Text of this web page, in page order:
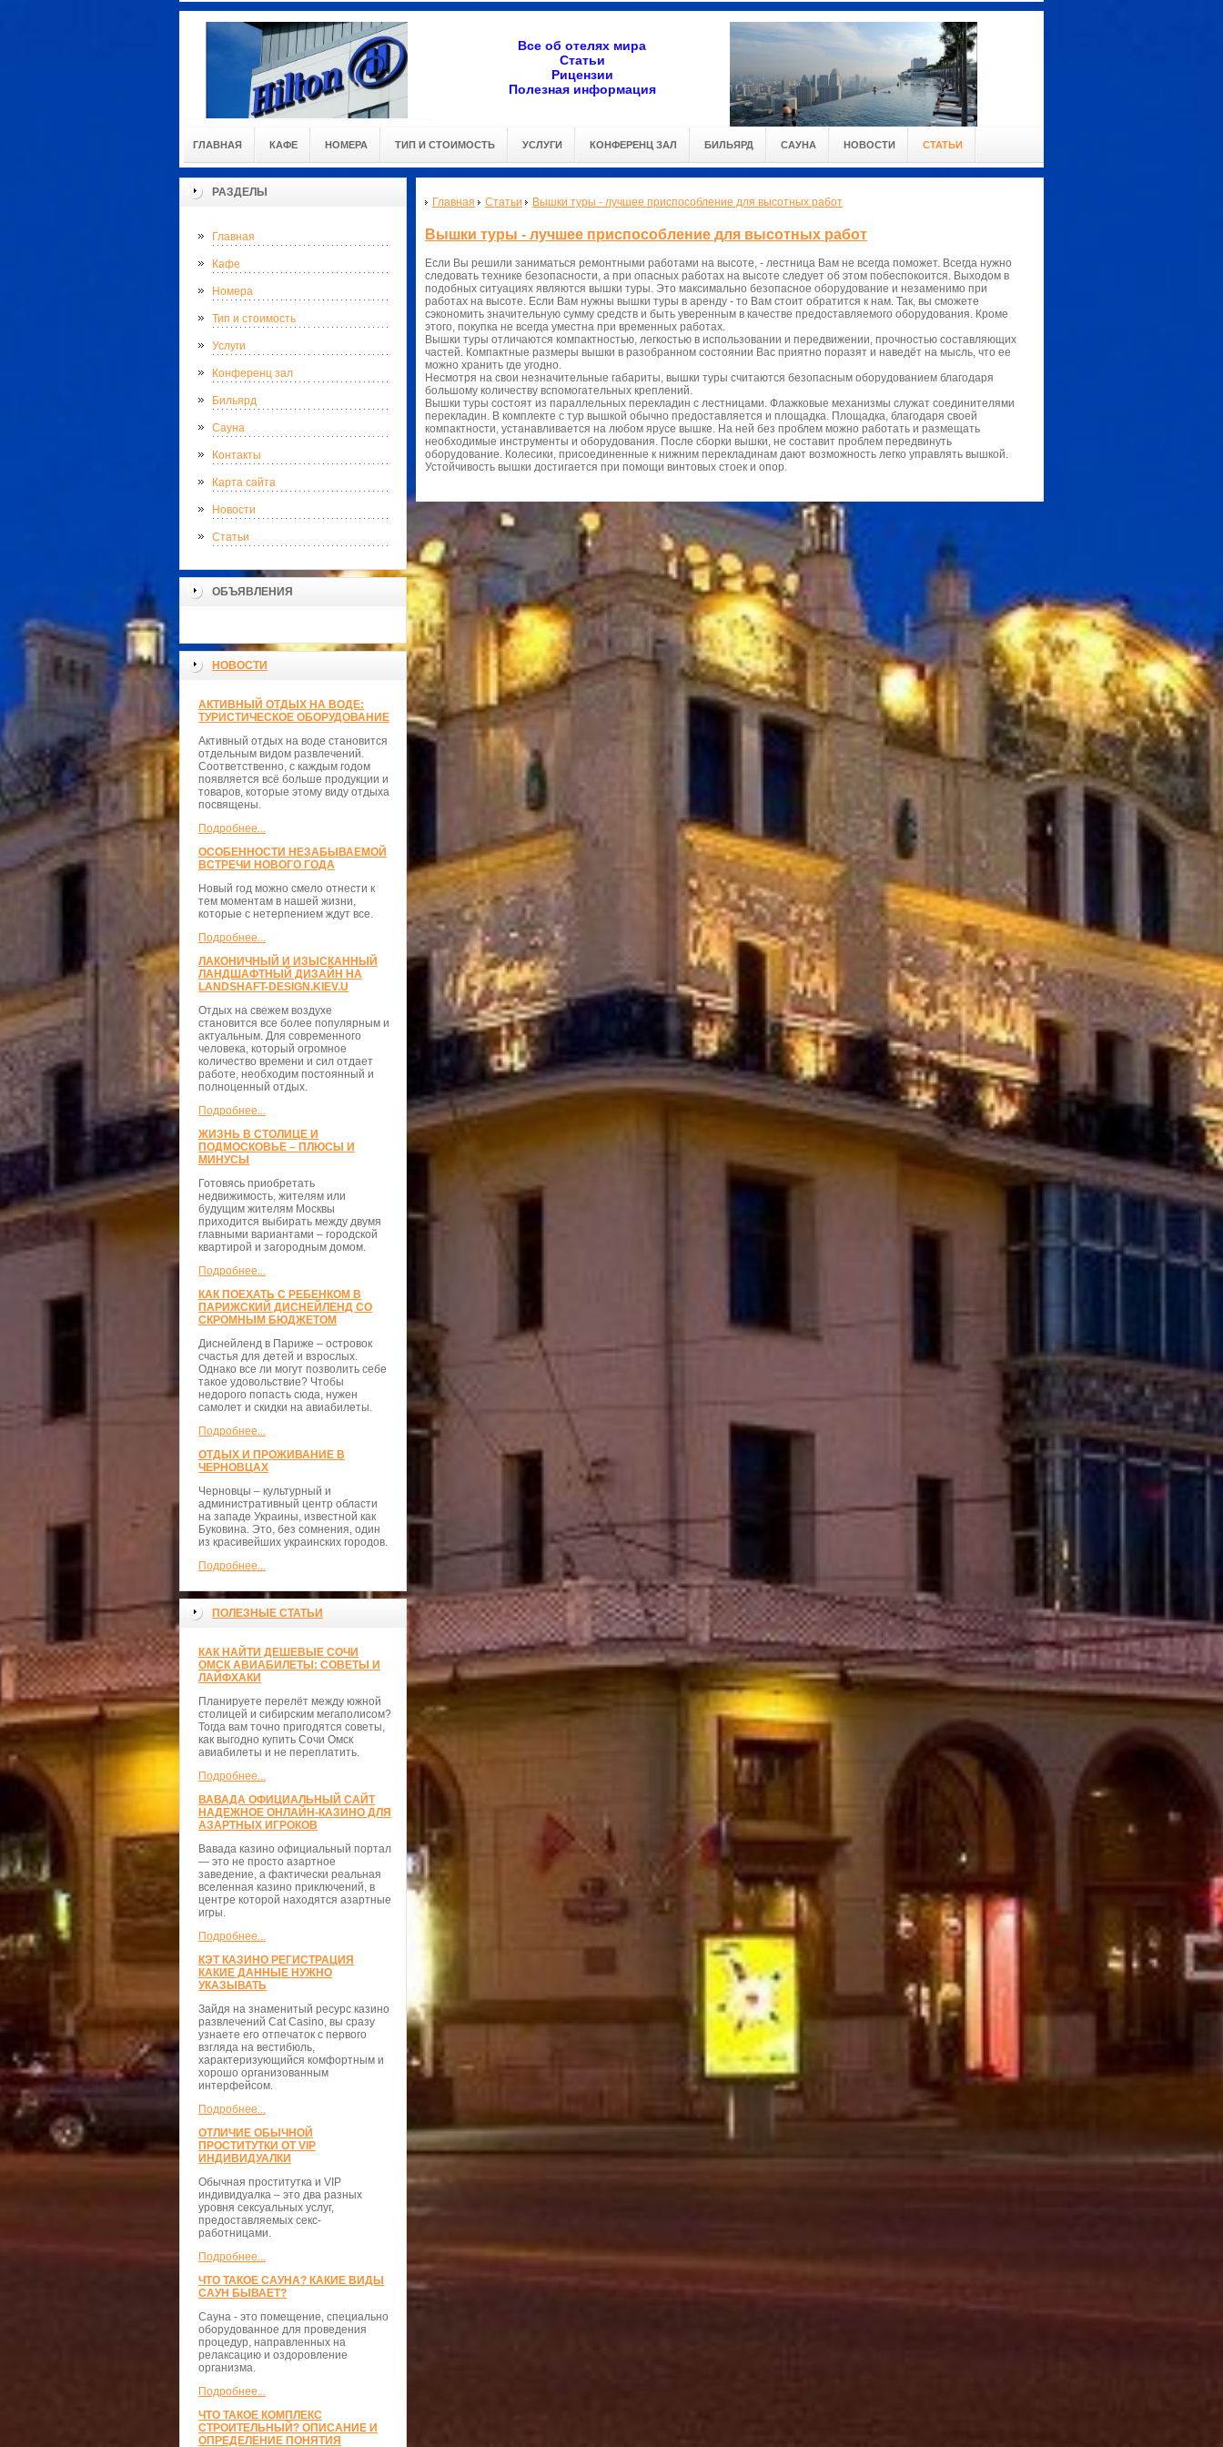
Все об отелях мира
Статьи
Рицензии
Полезная информация
ГЛАВНАЯ КАФЕ НОМЕРА ТИП И СТОИМОСТЬ УСЛУГИ КОНФЕРЕНЦ ЗАЛ БИЛЬЯРД САУНА НОВОСТИ СТАТЬИ
РАЗДЕЛЫ
Главная
Кафе
Номера
Тип и стоимость
Услуги
Конференц зал
Бильярд
Сауна
Контакты
Карта сайта
Новости
Статьи
ОБЪЯВЛЕНИЯ
НОВОСТИ
АКТИВНЫЙ ОТДЫХ НА ВОДЕ:
ТУРИСТИЧЕСКОЕ ОБОРУДОВАНИЕ
Активный отдых на воде становится
отдельным видом развлечений.
Соответственно, с каждым годом
появляется всё больше продукции и
товаров, которые этому виду отдыха
посвящены.
Подробнее...
ОСОБЕННОСТИ НЕЗАБЫВАЕМОЙ
ВСТРЕЧИ НОВОГО ГОДА
Новый год можно смело отнести к
тем моментам в нашей жизни,
которые с нетерпением ждут все.
Подробнее...
ЛАКОНИЧНЫЙ И ИЗЫСКАННЫЙ
ЛАНДШАФТНЫЙ ДИЗАЙН НА
LANDSHAFT-DESIGN.KIEV.U
Отдых на свежем воздухе
становится все более популярным и
актуальным. Для современного
человека, который огромное
количество времени и сил отдает
работе, необходим постоянный и
полноценный отдых.
Подробнее...
ЖИЗНЬ В СТОЛИЦЕ И
ПОДМОСКОВЬЕ – ПЛЮСЫ И
МИНУСЫ
Готовясь приобретать
недвижимость, жителям или
будущим жителям Москвы
приходится выбирать между двумя
главными вариантами – городской
квартирой и загородным домом.
Подробнее...
КАК ПОЕХАТЬ С РЕБЕНКОМ В
ПАРИЖСКИЙ ДИСНЕЙЛЕНД СО
СКРОМНЫМ БЮДЖЕТОМ
Диснейленд в Париже – островок
счастья для детей и взрослых.
Однако все ли могут позволить себе
такое удовольствие? Чтобы
недорого попасть сюда, нужен
самолет и скидки на авиабилеты.
Подробнее...
ОТДЫХ И ПРОЖИВАНИЕ В
ЧЕРНОВЦАХ
Черновцы – культурный и
административный центр области
на западе Украины, известной как
Буковина. Это, без сомнения, один
из красивейших украинских городов.
Подробнее...
ПОЛЕЗНЫЕ СТАТЬИ
КАК НАЙТИ ДЕШЕВЫЕ СОЧИ
ОМСК АВИАБИЛЕТЫ: СОВЕТЫ И
ЛАЙФХАКИ
Планируете перелёт между южной
столицей и сибирским мегаполисом?
Тогда вам точно пригодятся советы,
как выгодно купить Сочи Омск
авиабилеты и не переплатить.
Подробнее...
ВАВАДА ОФИЦИАЛЬНЫЙ САЙТ
НАДЕЖНОЕ ОНЛАЙН-КАЗИНО ДЛЯ
АЗАРТНЫХ ИГРОКОВ
Вавада казино официальный портал
— это не просто азартное
заведение, а фактически реальная
вселенная казино приключений, в
центре которой находятся азартные
игры.
Подробнее...
КЭТ КАЗИНО РЕГИСТРАЦИЯ
КАКИЕ ДАННЫЕ НУЖНО
УКАЗЫВАТЬ
Зайдя на знаменитый ресурс казино
развлечений Cat Casino, вы сразу
узнаете его отпечаток с первого
взгляда на вестибюль,
характеризующийся комфортным и
хорошо организованным
интерфейсом.
Подробнее...
ОТЛИЧИЕ ОБЫЧНОЙ
ПРОСТИТУТКИ ОТ VIP
ИНДИВИДУАЛКИ
Обычная проститутка и VIP
индивидуалка – это два разных
уровня сексуальных услуг,
предоставляемых секс-
работницами.
Подробнее...
ЧТО ТАКОЕ САУНА? КАКИЕ ВИДЫ
САУН БЫВАЕТ?
Сауна - это помещение, специально
оборудованное для проведения
процедур, направленных на
релаксацию и оздоровление
организма.
Подробнее...
ЧТО ТАКОЕ КОМПЛЕКС
СТРОИТЕЛЬНЫЙ? ОПИСАНИЕ И
ОПРЕДЕЛЕНИЕ ПОНЯТИЯ
Главная Статьи Вышки туры - лучшее приспособление для высотных работ
Вышки туры - лучшее приспособление для высотных работ
Если Вы решили заниматься ремонтными работами на высоте, - лестница Вам не всегда поможет. Всегда нужно
следовать технике безопасности, а при опасных работах на высоте следует об этом побеспокоится. Выходом в
подобных ситуациях являются вышки туры. Это максимально безопасное оборудование и незаменимо при
работах на высоте. Если Вам нужны вышки туры в аренду - то Вам стоит обратится к нам. Так, вы сможете
сэкономить значительную сумму средств и быть уверенным в качестве предоставляемого оборудования. Кроме
этого, покупка не всегда уместна при временных работах.
Вышки туры отличаются компактностью, легкостью в использовании и передвижении, прочностью составляющих
частей. Компактные размеры вышки в разобранном состоянии Вас приятно поразят и наведёт на мысль, что ее
можно хранить где угодно.
Несмотря на свои незначительные габариты, вышки туры считаются безопасным оборудованием благодаря
большому количеству вспомогательных креплений.
Вышки туры состоят из параллельных перекладин с лестницами. Флажковые механизмы служат соединителями
перекладин. В комплекте с тур вышкой обычно предоставляется и площадка. Площадка, благодаря своей
компактности, устанавливается на любом ярусе вышке. На ней без проблем можно работать и размещать
необходимые инструменты и оборудования. После сборки вышки, не составит проблем передвинуть
оборудование. Колесики, присоединенные к нижним перекладинам дают возможность легко управлять вышкой.
Устойчивость вышки достигается при помощи винтовых стоек и опор.